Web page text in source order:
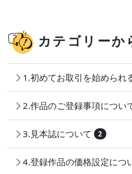
カテゴリーか
1.初めてお取引を始められ
2.作品のご登録事項につい
3.見本誌について 2
4.登録作品の価格設定につ